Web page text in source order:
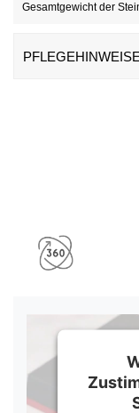
Gesamtgewicht der
PFLEGEHINWEISE